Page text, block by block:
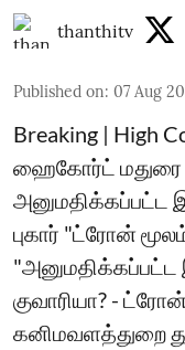
thanthitv
Published on: 07 Aug
Breaking | High
ஹைகோர்ட் மதுரை
அனுமதிக்கப்பட்ட
புகார் "ட்ரோன்
"அனுமதிக்கப்பட்ட
குவாரியா? -
கனிமவளத்துறை